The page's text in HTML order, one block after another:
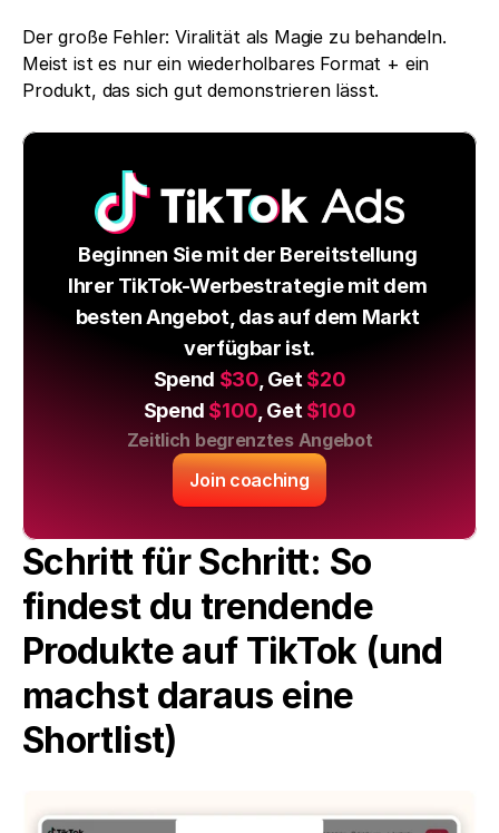
Der große Fehler: Viralität als Magie zu behandeln.
Meist ist es nur ein wiederholbares Format + ein
Produkt, das sich gut demonstrieren lässt.
Beginnen Sie mit der Bereitstellung
Ihrer TikTok-Werbestrategie mit dem
besten Angebot, das auf dem Markt
verfügbar ist.
Spend $30, Get $20
Spend $100 , Get $100
Zeitlich begrenztes Angebot
Join coaching
Schritt für Schritt: So
findest du trendende
Produkte auf TikTok (und
machst daraus eine
Shortlist)